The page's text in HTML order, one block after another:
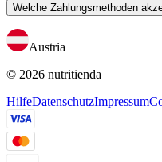
Welche Zahlungsmethoden
Austria
© 2026 nutritienda
HilfeDatenschutzImpressum